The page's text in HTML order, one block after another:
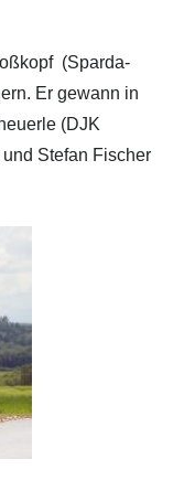
(Sparda-
Er gewann in
(DJK
Stefan Fischer